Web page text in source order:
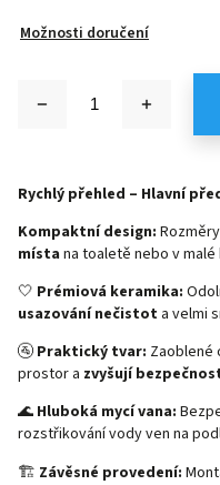
Možnosti doručení
Rychlý přehled – Hlavní
Kompaktní design:
místa na toaletě nebo v malé
🤍 Prémiová keramika:
usazování nečistot a velmi
🚰 Praktický tvar: Zaoblené
prostor a zvyšují
🌊 Hluboká mycí vana:
rozstřikování vody ven na
🏗️ Závěsné provedení: